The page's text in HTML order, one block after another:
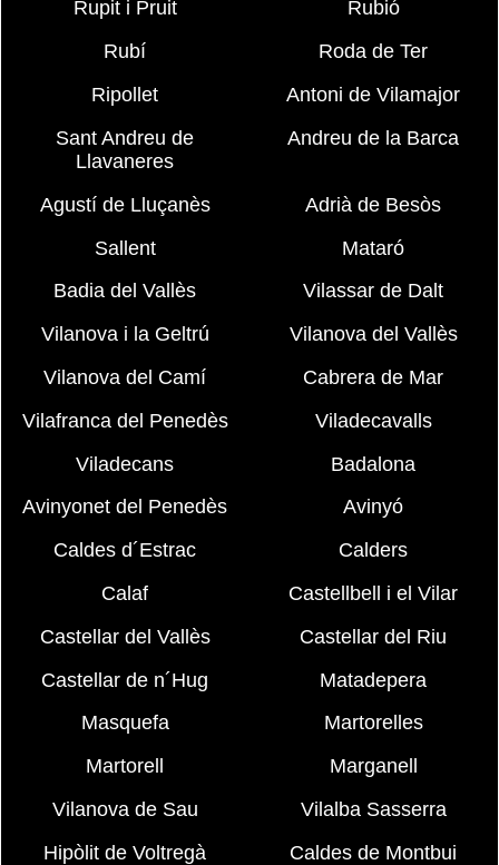
Rupit i Pruit
Rubió
Rubí
Roda de Ter
Ripollet
Antoni de Vilamajor
Sant Andreu de
Llavaneres
Andreu de la Barca
Agustí de Lluçanès
Adrià de Besòs
Sallent
Mataró
Badia del Vallès
Vilassar de Dalt
Vilanova i la Geltrú
Vilanova del Vallès
Vilanova del Camí
Cabrera de Mar
Vilafranca del Penedès
Viladecavalls
Viladecans
Badalona
Avinyonet del Penedès
Avinyó
Caldes d´Estrac
Calders
Calaf
Castellbell i el Vilar
Castellar del Vallès
Castellar del Riu
Castellar de n´Hug
Matadepera
Masquefa
Martorelles
Martorell
Marganell
Vilanova de Sau
Vilalba Sasserra
Hipòlit de Voltregà
Caldes de Montbui